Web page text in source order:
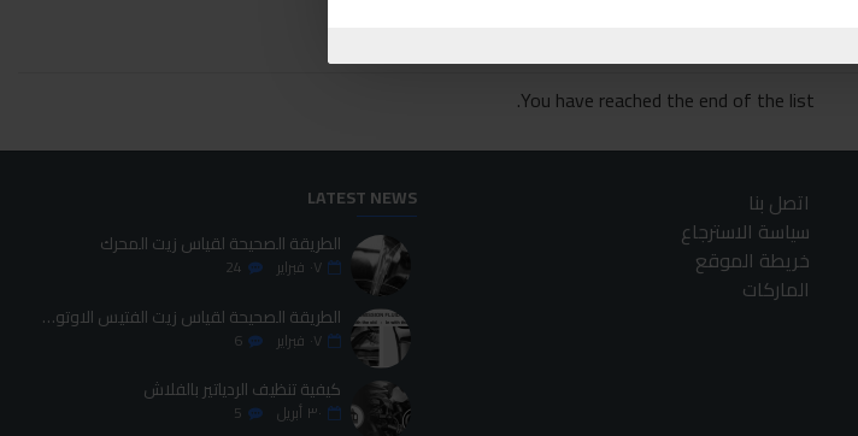
You have reached the end of the list.
اتصل بنا
سياسة الاسترجاع
خريطة الموقع
الماركات
LATEST NEWS
الطريقة الصحيحة لقياس زيت المحرك
٠٧ فبراير 24
الطريقة الصحيحة لقياس زيت الفتيس الاوتوماتيك
٠٧ فبراير 6
كيفية تنظيف الردياتير بالفلاش
٣٠ أبريل 5